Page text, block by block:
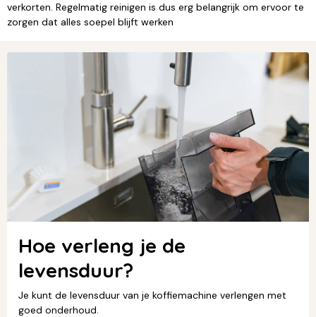
verkorten. Regelmatig reinigen is dus erg belangrijk om ervoor te
zorgen dat alles soepel blijft werken
Hoe verleng je de
levensduur?
Je kunt de levensduur van je koffiemachine verlengen met
goed onderhoud.